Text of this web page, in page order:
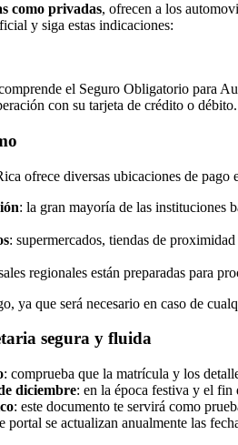
como privadas, ofrecen a los
y siga estas indicaciones:
el Seguro Obligatorio para
con su tarjeta de crédito o débito.
ofrece diversas ubicaciones de
: la gran mayoría de las instituciones
: supermercados, tiendas de
regionales están preparadas para
ya que será necesario en caso de
segura y fluida
: comprueba que la matrícula y los
diciembre: en la época festiva y el fin
: este documento te servirá como
portal se actualizan anualmente las